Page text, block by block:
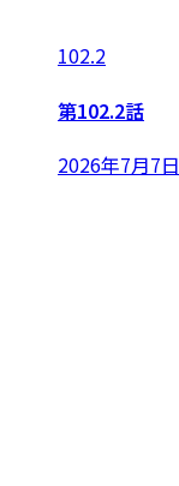
102.2
第102.2話
2026年7月7日